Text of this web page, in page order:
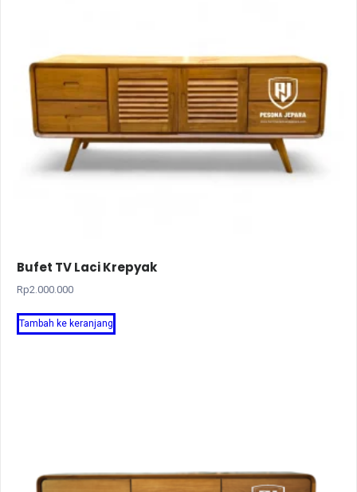
Bufet TV Laci Krepyak
Rp2.000.000
Tambah ke keranjang